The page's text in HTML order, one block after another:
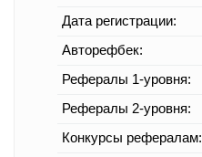
Дата регистрации:
Авторефбек:
Рефералы 1-уровня:
Рефералы 2-уровня:
Конкурсы рефералам: